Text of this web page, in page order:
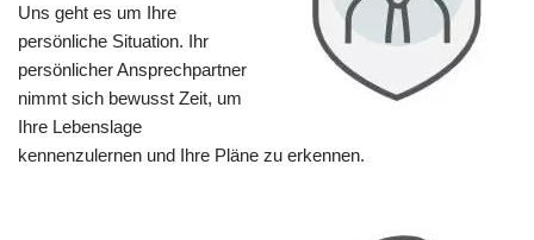
Uns geht es um Ihre
persönliche Situation. Ihr
persönlicher Ansprechpartner
nimmt sich bewusst Zeit, um
Ihre Lebenslage
kennenzulernen und Ihre Pläne zu erkennen.